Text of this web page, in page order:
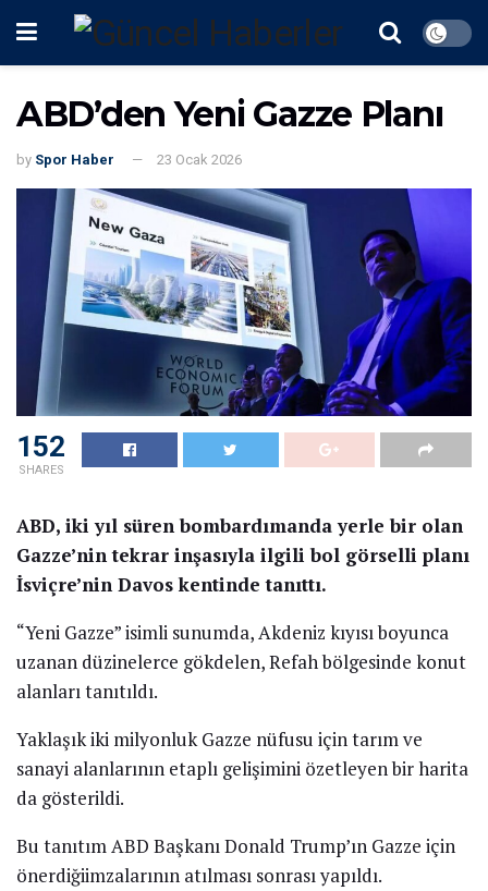
ABD’den Yeni Gazze Planı
by Spor Haber 23 Ocak 2026
152
SHARES
ABD, iki yıl süren bombardımanda yerle bir olan
Gazze’nin tekrar inşasıyla ilgili bol görselli planı
İsviçre’nin Davos kentinde tanıttı.
“Yeni Gazze” isimli sunumda, Akdeniz kıyısı boyunca
uzanan düzinelerce gökdelen, Refah bölgesinde konut
alanları tanıtıldı.
Yaklaşık iki milyonluk Gazze nüfusu için tarım ve
sanayi alanlarının etaplı gelişimini özetleyen bir harita
da gösterildi.
Bu tanıtım ABD Başkanı Donald Trump’ın Gazze için
önerdiğiimzalarının atılması sonrası yapıldı.